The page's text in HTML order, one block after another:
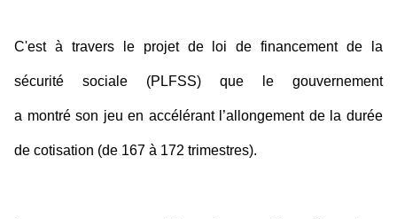
C'est à travers le projet de loi de financement de la
sécurité sociale (PLFSS) que le gouvernement
a montré son jeu en accélérant l’allongement de la durée
de cotisation (de 167 à 172 trimestres).